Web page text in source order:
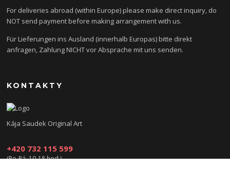
For deliveries abroad (within Europe) please make direct inquiry, do
NOT send payment before making arrangement with us.
Für Lieferungen ins Ausland (innerhalb Europas) bitte direkt
anfragen, Zahlung NICHT vor Absprache mit uns senden.
KONTAKTY
Kája Saudek Original Art
+420 732 115 599
(Po-Pá, 10-18 hod.)